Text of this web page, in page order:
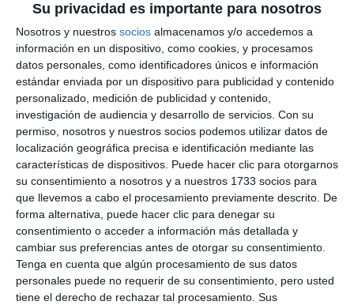
Su privacidad es importante para nosotros
Nosotros y nuestros socios almacenamos y/o accedemos a
información en un dispositivo, como cookies, y procesamos
datos personales, como identificadores únicos e información
estándar enviada por un dispositivo para publicidad y contenido
personalizado, medición de publicidad y contenido,
investigación de audiencia y desarrollo de servicios. Con su
permiso, nosotros y nuestros socios podemos utilizar datos de
localización geográfica precisa e identificación mediante las
características de dispositivos. Puede hacer clic para otorgarnos
su consentimiento a nosotros y a nuestros 1733 socios para
que llevemos a cabo el procesamiento previamente descrito. De
forma alternativa, puede hacer clic para denegar su
consentimiento o acceder a información más detallada y
cambiar sus preferencias antes de otorgar su consentimiento.
Tenga en cuenta que algún procesamiento de sus datos
personales puede no requerir de su consentimiento, pero usted
tiene el derecho de rechazar tal procesamiento. Sus